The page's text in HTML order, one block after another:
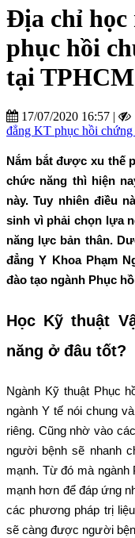
Địa chỉ học
phục hồi
tại TPHCM
17/07/2020 16:57 |
đẳng KT phục hồi chứng
Nắm bắt được xu thế
chức năng thì hiện
này. Tuy nhiên điều
sinh vì phải chọn lựa
năng lực bản thân.
đẳng Y Khoa Phạm
đào tạo ngành Phục
Học Kỹ thuật
năng ở đâu tốt?
Ngành Kỹ thuật Phục
ngành Y tế nói chung
riêng. Cũng nhờ vào
người bệnh sẽ nhanh
mạnh. Từ đó mà ngành
mạnh hơn để đáp ứng
các phương pháp trị
sẽ càng được người